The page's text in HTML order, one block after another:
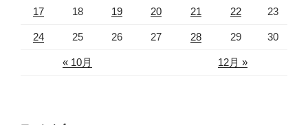
« 10月 12月 »
17 18 19 20 21 22 23
24 25 26 27 28 29 30